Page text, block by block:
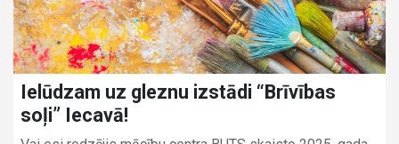
Ielūdzam uz gleznu izstādi “Brīvības
soļi” Iecavā!